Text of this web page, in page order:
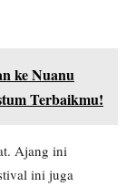
ke Nuanu
Terbaikmu!
Ajang ini
ini juga